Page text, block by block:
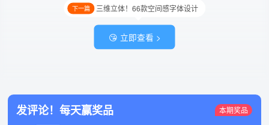
😘 立即查看 >
下一篇 三维立体！66款空间感字体设计
发评论！每天赢奖品 本期奖品